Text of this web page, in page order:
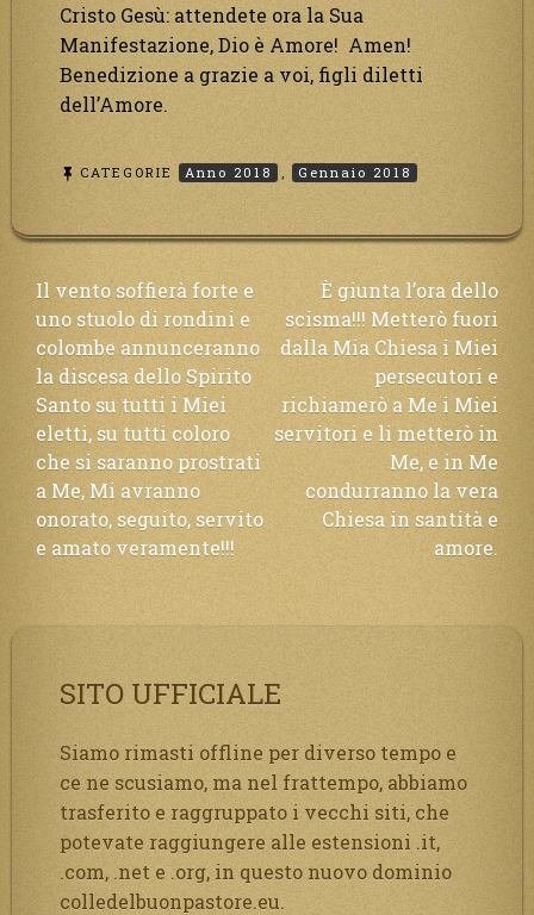
Cristo Gesù: attendete ora la Sua
Manifestazione, Dio è Amore! Amen!
Benedizione a grazie a voi, figli diletti
dell’Amore.
CATEGORIE Anno 2018 , Gennaio 2018
Navigazione
articoli
Il vento soffierà forte e
uno stuolo di rondini e
colombe annunceranno
la discesa dello Spirito
Santo su tutti i Miei
eletti, su tutti coloro
che si saranno prostrati
a Me, Mi avranno
onorato, seguito, servito
e amato veramente!!!
È giunta l’ora dello
scisma!!! Metterò fuori
dalla Mia Chiesa i Miei
persecutori e
richiamerò a Me i Miei
servitori e li metterò in
Me, e in Me
condurranno la vera
Chiesa in santità e
amore.
SITO UFFICIALE
Siamo rimasti offline per diverso tempo e
ce ne scusiamo, ma nel frattempo, abbiamo
trasferito e raggruppato i vecchi siti, che
potevate raggiungere alle estensioni .it,
.com, .net e .org, in questo nuovo dominio
colledelbuonpastore.eu.